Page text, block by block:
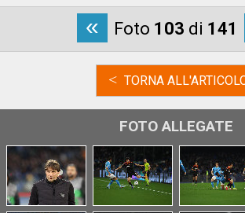
« Foto 103 di 141
< TORNA
FOTO ALLEGATE